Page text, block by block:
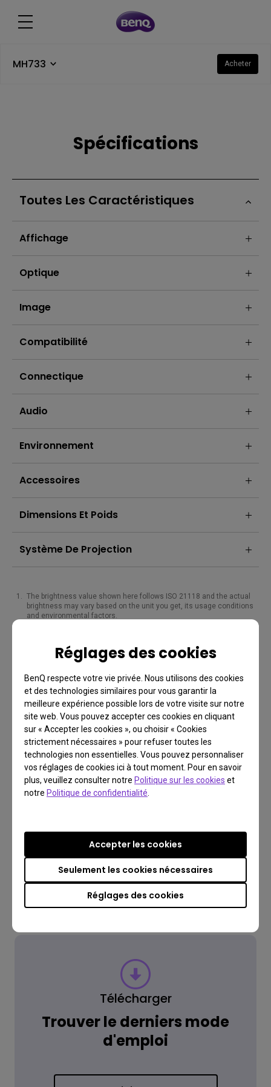
Réglages des cookies
BenQ respecte votre vie privée. Nous utilisons des cookies
et des technologies similaires pour vous garantir la
meilleure expérience possible lors de votre visite sur notre
site web. Vous pouvez accepter ces cookies en cliquant
sur « Accepter les cookies », ou choisir « Cookies
strictement nécessaires » pour refuser toutes les
technologies non essentielles. Vous pouvez personnaliser
vos réglages de cookies ici à tout moment. Pour en savoir
plus, veuillez consulter notre Politique sur les cookies et
notre Politique de confidentialité
Réglages des cookies
Seulement les cookies nécessaires
Accepter les cookies
MH733 Acheter
Spécifications
Toutes Les Caractéristiques
Affichage
Optique
Image
Compatibilité
Connectique
Audio
Environnement
Accessoires
Dimensions Et Poids
Système De Projection
The brightness value shown here follows ISO 21118 and the actual
brightness may vary based on the unit you get, its usage conditions
and environmental factors.
FAQ
Vous avez une question?
Lire la réponse
En savoir plus
Télécharger
Trouver le derniers mode
d'emploi